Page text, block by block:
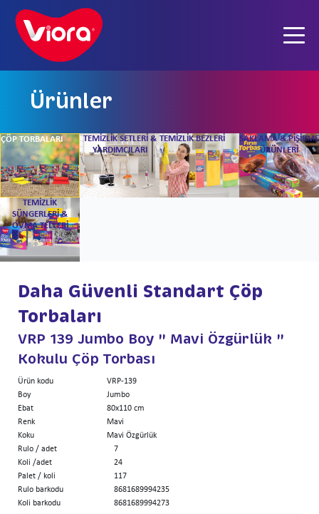
Ürünler
ÇÖP TORBALARI
TEMİZLİK SETLERİ &
YARDIMCILARI
TEMİZLİK BEZLERİ
SAKLAMA & PİŞİRME
ÜRÜNLERİ
TEMİZLİK
SÜNGERLERİ &
OVMA TELLERİ
KATALOG PDF
Daha Güvenli Standart Çöp
Torbaları
VRP 139 Jumbo Boy " Mavi Özgürlük "
Kokulu Çöp Torbası
Ürün kodu
VRP-139
Boy
Jumbo
Ebat
80x110 cm
Renk
Mavi
Koku
Mavi Özgürlük
Rulo / adet
7
Koli /adet
24
Palet / koli
117
Rulo barkodu
8681689994235
Koli barkodu
8681689994273